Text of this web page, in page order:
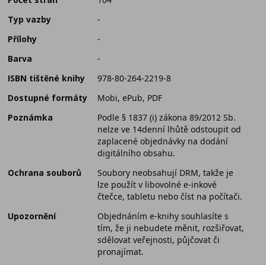
Typ vazby
-
Přílohy
-
Barva
-
ISBN tištěné knihy
978-80-264-2219-8
Dostupné formáty
Mobi, ePub, PDF
Poznámka
Podle § 1837 (i) zákona 89/2012 Sb.
nelze ve 14denní lhůtě odstoupit od
zaplacené objednávky na dodání
digitálního obsahu.
Ochrana souborů
Soubory neobsahují DRM, takže je
lze použít v libovolné e-inkové
čtečce, tabletu nebo číst na počítači.
Upozornění
Objednáním e-knihy souhlasíte s
tím, že ji nebudete měnit, rozšiřovat,
sdělovat veřejnosti, půjčovat či
pronajímat.